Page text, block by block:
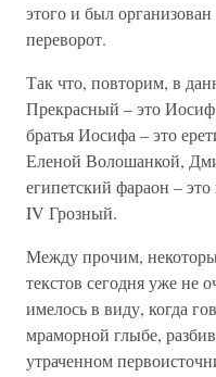
этого и был
переворот.
Так что, повторим, в
Прекрасный – это
братья Иосифа – это
Еленой Волошанкой,
египетский фараон –
IV Грозный.
Между прочим,
текстов сегодня уже не
имелось в виду, когда
мраморной глыбе,
утраченном